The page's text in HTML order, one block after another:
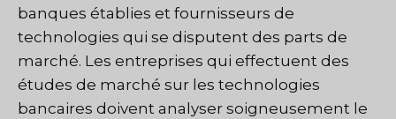
banques établies et fournisseurs de
technologies qui se disputent des parts de
marché. Les entreprises qui effectuent des
études de marché sur les technologies
bancaires doivent analyser soigneusement le